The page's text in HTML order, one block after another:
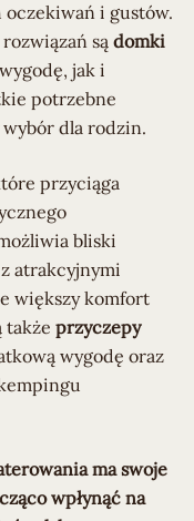
i gustów.
są domki
jak i
potrzebne
dla rodzin.
przyciąga
bliski
atrakcyjnymi
większy komfort
także przyczepy
wygodę oraz
ma swoje
wpłynąć na